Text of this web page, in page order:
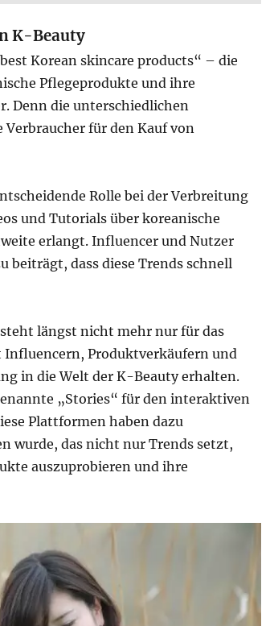
K-Beauty
Korean skincare products“ – die
Pflegeprodukte und ihre
Denn die unterschiedlichen
für den Kauf von
Rolle bei der Verbreitung
und Tutorials über koreanische
erlangt. Influencer und Nutzer
beiträgt, dass diese Trends schnell
längst nicht mehr nur für das
Produktverkäufern und
in die Welt der K-Beauty erhalten.
„Stories“ für den interaktiven
Plattformen haben dazu
wurde, das nicht nur Trends setzt,
auszuprobieren und ihre